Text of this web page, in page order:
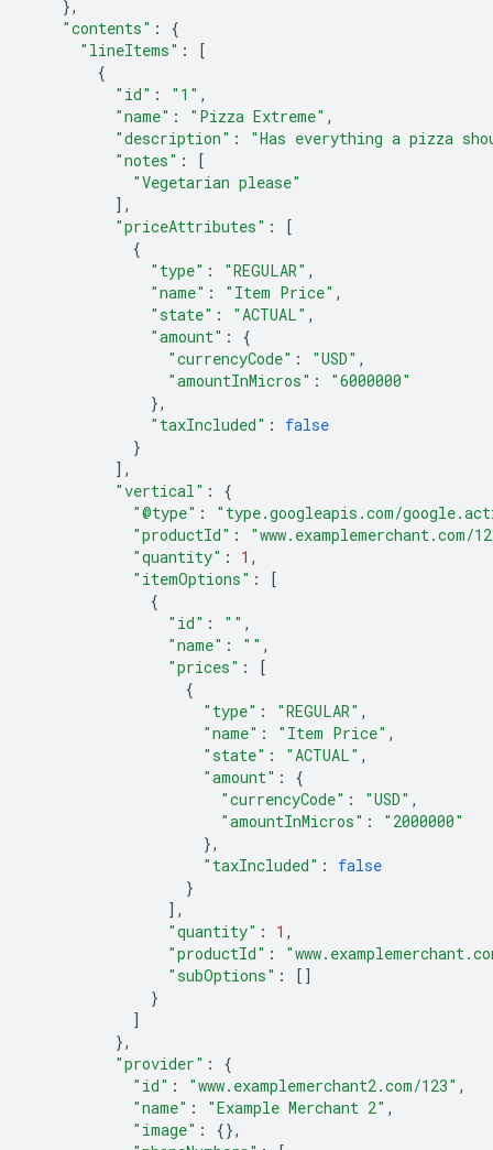
},
"contents" :
{
"lineItems" :
[
{
"id" : "1" ,
"name" : "Pizza Extreme" ,
"description" :
"Has everything a pizza
"notes" :
[
"Vegetarian please"
],
"priceAttributes" :
[
{
"type" : "REGULAR" ,
"name" : "Item Price" ,
"state" : "ACTUAL" ,
"amount" :
{
"currencyCode" : "USD" ,
"amountInMicros" :
"6000000"
},
"taxIncluded" :
false
}
],
"vertical" :
{
"@type" :
"type.googleapis.com/
"productId" :
"www.examplemerchant.com/
"quantity" : 1 ,
"itemOptions" :
[
{
"id" : "" ,
"name" : "" ,
"prices" :
[
{
"type" : "REGULAR" ,
"name" : "Item Price" ,
"state" : "ACTUAL" ,
"amount" :
{
"currencyCode" : "USD" ,
"amountInMicros" :
"2000000"
},
"taxIncluded" :
false
}
],
"quantity" : 1 ,
"productId" :
"subOptions" :
[]
}
]
},
"provider" :
{
"id" : "www.examplemerchant2.com/123" ,
"name" : "Example Merchant 2" ,
"image" :
{},